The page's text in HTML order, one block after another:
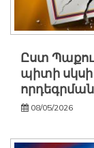
Ըստ
պիտի
08/05/2026